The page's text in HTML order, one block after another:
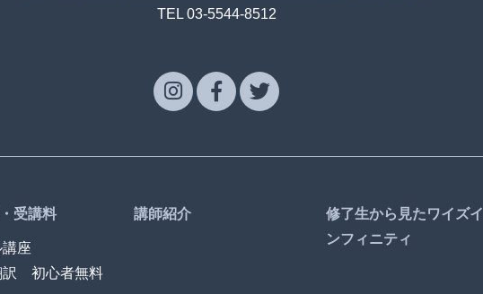
TEL 03-5544-8512
受講料
講座
訳 初心者無料
講師紹介
修了生から見たワイズイ
ンフィニティ